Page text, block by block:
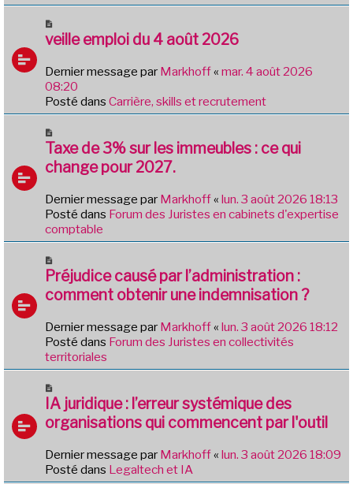
s
g
e
o
v
e
a
u
e
s
s
g
e
veille emploi du 4 août 2026
Dernier message par Markhoff« mar. 4 août 2026
08:20
Posté dans Carrière, skills et recrutement
o
u
v
a
u
m
s
a
e
Taxe de 3% sur les immeubles : ce qui
change pour 2027.
Dernier message par Markhoff« lun. 3 août 2026 18:13
Posté dans Forum des Juristes en cabinets d'expertise
comptable
o
u
v
a
u
m
s
a
e
Préjudice causé par l’administration :
comment obtenir une indemnisation ?
Dernier message par Markhoff« lun. 3 août 2026 18:12
Posté dans Forum des Juristes en collectivités
territoriales
o
u
v
a
u
IA juridique : l’erreur systémique des
organisations qui commencent par l'outil
Dernier message par Markhoff« lun. 3 août 2026 18:09
Posté dans Legaltech et IA